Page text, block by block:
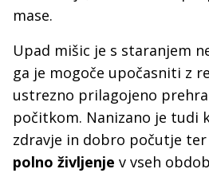
mase.
Upad mišic je s staranjem
ga je mogoče upočasniti z
ustrezno prilagojeno
počitkom. Nanizano je tudi
zdravje in dobro počutje ter
polno življenje v vseh